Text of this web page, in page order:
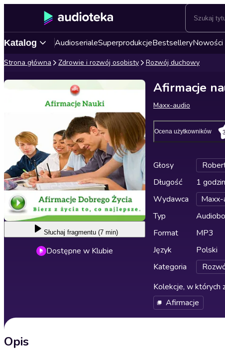
Katalog AudioserialeSuperprodukcjeBestselleryNowości
Strona główna Zdrowie i rozwój osobisty Rozwój duchowy
Słuchaj fragmentu (7 min)
Dostępne w Klubie
Afirmacje
Maxx-audio
Ocena użytkowników
Głosy
Długość
1
Wydawca
Maxx-
Typ
Format
MP3
Język
Polski
Kategoria
Kolekcje, w których
Afirmacje
Opis